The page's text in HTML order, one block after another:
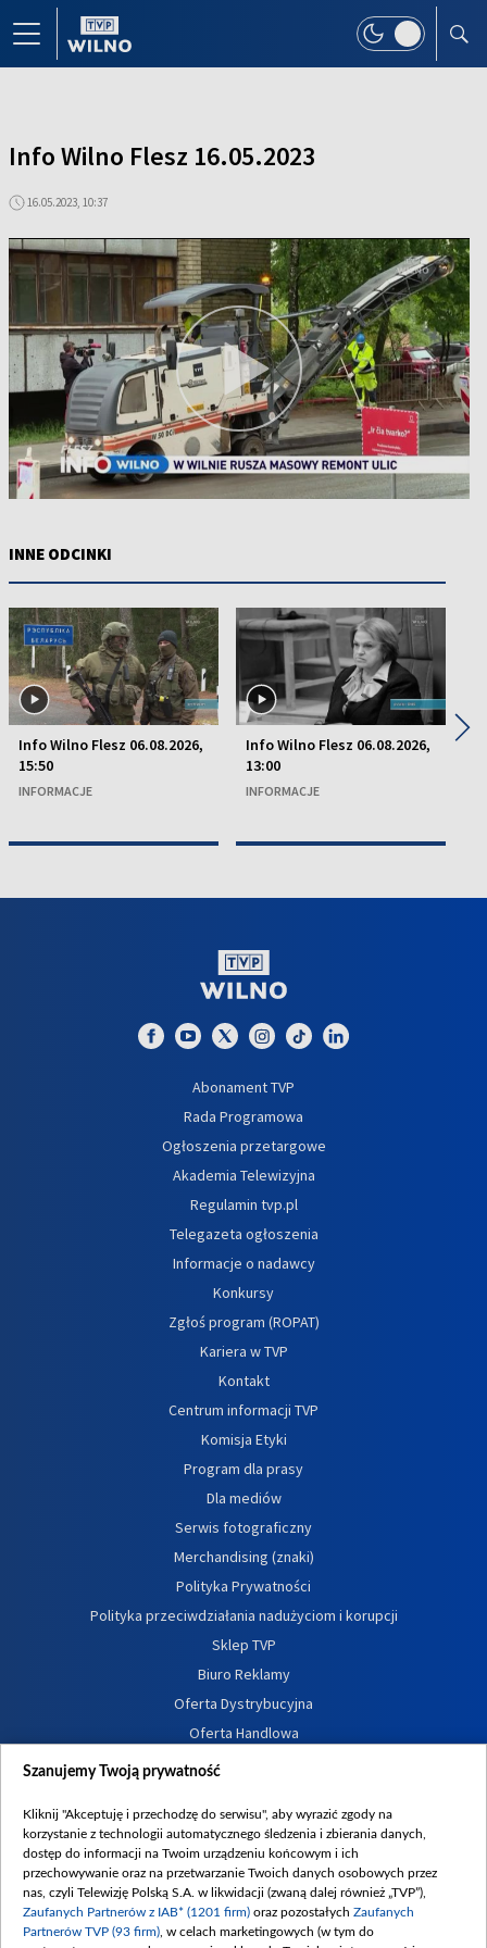
Info Wilno Flesz 16.05.2023
16.05.2023, 10:37
INNE ODCINKI
Info Wilno Flesz 06.08.2026,
15:50
INFORMACJE
Info Wilno Flesz 06.08.2026,
13:00
INFORMACJE
▶
Abonament TVP
Rada Programowa
Ogłoszenia przetargowe
Akademia Telewizyjna
Regulamin tvp.pl
Telegazeta ogłoszenia
Informacje o nadawcy
Konkursy
Zgłoś program (ROPAT)
Kariera w TVP
Kontakt
Centrum informacji TVP
Komisja Etyki
Program dla prasy
Dla mediów
Serwis fotograficzny
Merchandising (znaki)
Polityka Prywatności
Polityka przeciwdziałania nadużyciom i korupcji
Sklep TVP
Biuro Reklamy
Oferta Dystrybucyjna
Oferta Handlowa
Dostępność
Procedura zgłoszeń wewnętrznych
Szanujemy Twoją prywatność
Kliknij "Akceptuję i przechodzę do serwisu", aby wyrazić zgody na
korzystanie z technologii automatycznego śledzenia i zbierania danych,
dostęp do informacji na Twoim urządzeniu końcowym i ich
przechowywanie oraz na przetwarzanie Twoich danych osobowych przez
nas, czyli Telewizję Polską S.A. w likwidacji (zwaną dalej również „TVP”),
Zaufanych Partnerów z IAB* (1201 firm) oraz pozostałych Zaufanych
Partnerów TVP (93 firm) , w celach marketingowych (w tym do